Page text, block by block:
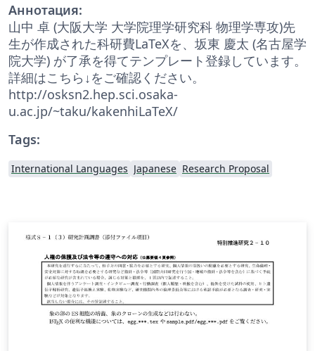
Аннотация:
山中 卓 (大阪大学 大学院理学研究科 物理学専攻)先
生が作成された科研費LaTeXを、坂東 慶太 (名古屋学
院大学) が了承を得てテンプレート登録しています。
詳細はこちら↓をご確認ください。
http://osksn2.hep.sci.osaka-
u.ac.jp/~taku/kakenhiLaTeX/
Tags:
International Languages Japanese Research Proposal